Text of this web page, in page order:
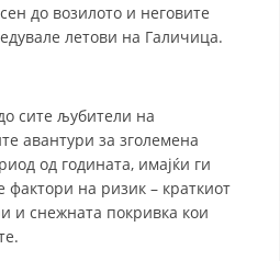
ДЕЈНОСТ
ДА ДОНИРАТЕ
И ДЕЈСТВУВАЊЕ ПРИ КАТАСТРОФИ
СО ЈАВНОСТ
до возилото и неговите
летови на Галичица.
сите љубители на
авантури за зголемена
од годината, имајќи ги
на ризик – краткиот
и снежната покривка кои